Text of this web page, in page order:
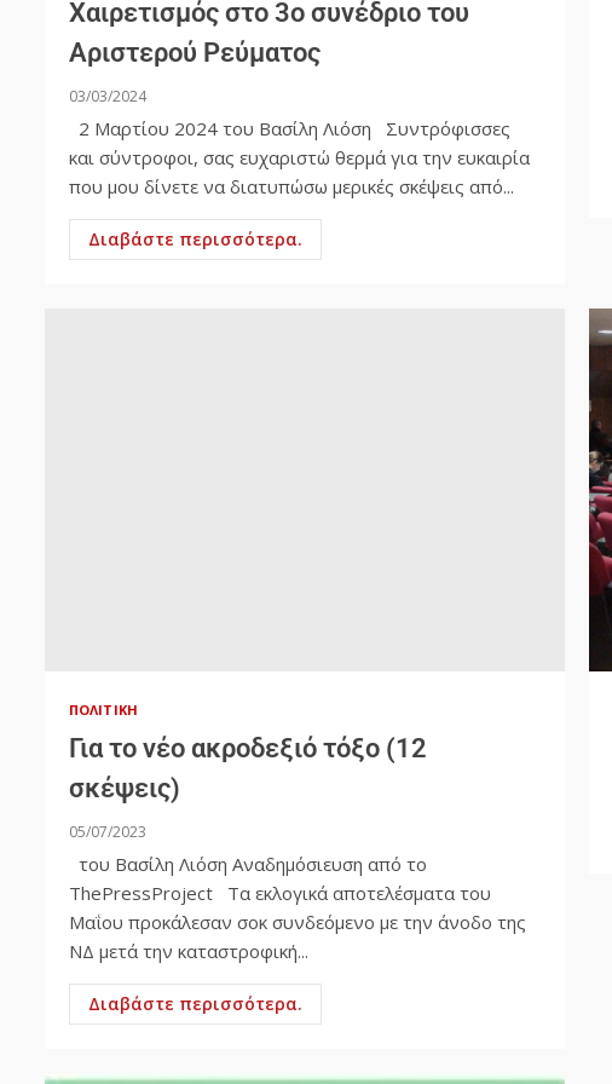
Χαιρετισμός στο 3ο συνέδριο του
Αριστερού Ρεύματος
03/03/2024
2 Μαρτίου 2024 του Βασίλη Λιόση Συντρόφισσες
και σύντροφοι, σας ευχαριστώ θερμά για την ευκαιρία
που μου δίνετε να διατυπώσω μερικές σκέψεις από...
Διαβάστε περισσότερα.
ΠΟΛΙΤΙΚΉ
Για το νέο ακροδεξιό τόξο (12
σκέψεις)
05/07/2023
του Βασίλη Λιόση Αναδημόσιευση από το
ThePressProject Τα εκλογικά αποτελέσματα του
Μαΐου προκάλεσαν σοκ συνδεόμενο με την άνοδο της
ΝΔ μετά την καταστροφική...
Διαβάστε περισσότερα.